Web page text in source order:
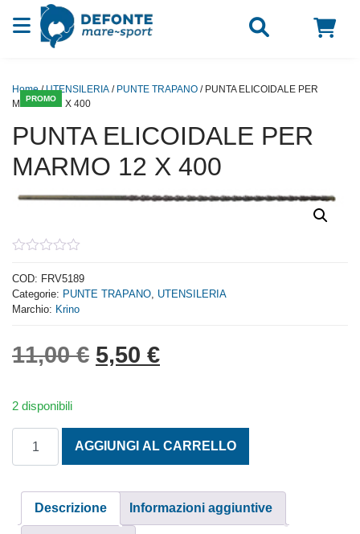
Vai al contenuto
PROMO
Home/UTENSILERIA / PUNTE TRAPANO / PUNTA ELICOIDALE PER
MARMO 12 X 400
PUNTA ELICOIDALE PER
MARMO 12 X 400
out
of
5
COD: FRV5189
Categorie: PUNTE TRAPANO, UTENSILERIA
Marchio: Krino
11,00€ Il prezzo originale era:
5,50 €Il prezzo attuale
2 disponibili
AGGIUNGI AL CARRELLO
Descrizione Informazioni aggiuntive